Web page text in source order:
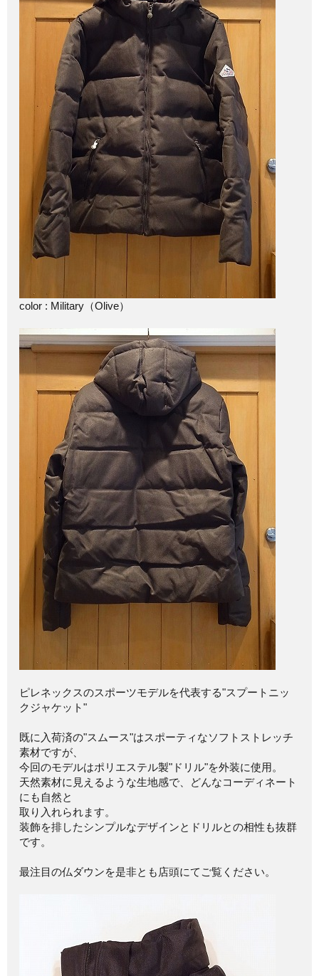
color : Military（Olive）
ピレネックスのスポーツモデルを代表する"スプートニッ
クジャケット"
既に入荷済の"スムース"はスポーティなソフトストレッチ
素材ですが、
今回のモデルはポリエステル製"ドリル"を外装に使用。
天然素材に見えるような生地感で、どんなコーディネート
にも自然と
取り入れられます。
装飾を排したシンプルなデザインとドリルとの相性も抜群
です。
最注目の仏ダウンを是非とも店頭にてご覧ください。